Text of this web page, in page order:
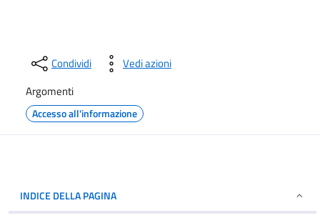
Condividi
Vedi azioni
Argomenti
Accesso all'informazione
INDICE DELLA PAGINA